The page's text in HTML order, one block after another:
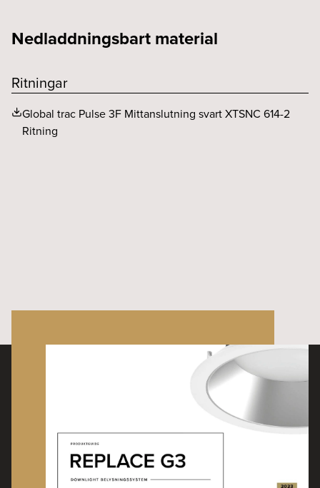
Nedladdningsbart material
Ritningar
Global trac Pulse 3F Mittanslutning svart XTSNC 614-2
Ritning